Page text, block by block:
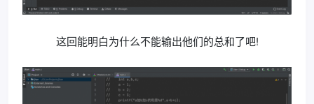
这回能明白为什么不能输出他们的总和了吧!